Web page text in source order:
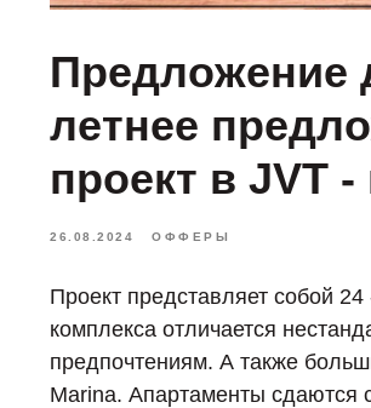
Предложение
летнее
проект в JVT
26.08.2024 ОФФЕРЫ
Проект представляет собой
комплекса отличается
предпочтениям. А также
Marina. Апартаменты сдаются